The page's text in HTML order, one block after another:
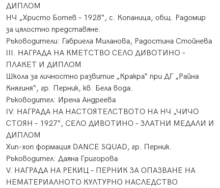
ДИПЛОМ
НЧ „Христо Ботев – 1928“, с. Копаница, общ. Радомир
за цялостно представяне.
Ръководители: Габриела Миланова, Радостина Стойнева
ІІІ. НАГРАДА НА КМЕТСТВО СЕЛО ДИВОТИНО –
ПЛАКЕТ И ДИПЛОМ
Школа за личностно развитие „Кракра“ при ДГ „Райна
Княгиня“, гр. Перник, кв. Бела вода.
Ръководител: Ирена Андреева
ІV. НАГРАДА НА НАСТОЯТЕЛСТВОТО НА НЧ „ЧИЧО
СТОЯН – 1927“, СЕЛО ДИВОТИНО – ЗЛАТНИ МЕДАЛИ И
ДИПЛОМ
​Хип-хоп формация DANCE SQUAD, гр. Перник.
​​Ръководител: Даяна Григорова
V. НАГРАДА НА РЕКИЦ – ПЕРНИК ЗА ОПАЗВАНЕ НА
НЕМАТЕРИАЛНОТО КУЛТУРНО НАСЛЕДСТВО